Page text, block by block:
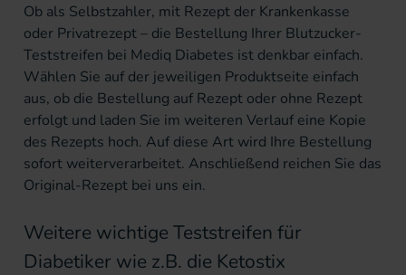
Ob als Selbstzahler, mit Rezept der Krankenkasse
oder Privatrezept – die Bestellung Ihrer Blutzucker-
Teststreifen bei Mediq Diabetes ist denkbar einfach.
Wählen Sie auf der jeweiligen Produktseite einfach
aus, ob die Bestellung auf Rezept oder ohne Rezept
erfolgt und laden Sie im weiteren Verlauf eine Kopie
des Rezepts hoch. Auf diese Art wird Ihre Bestellung
sofort weiterverarbeitet. Anschließend reichen Sie das
Original-Rezept bei uns ein.
Weitere wichtige Teststreifen für
Diabetiker wie z.B. die Ketostix